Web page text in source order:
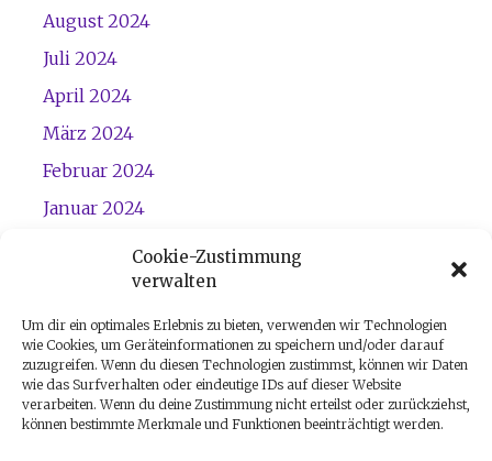
Cookie-Zustimmung
verwalten
Um dir ein optimales Erlebnis zu bieten, verwenden wir Technologien
wie Cookies, um Geräteinformationen zu speichern und/oder darauf
zuzugreifen. Wenn du diesen Technologien zustimmst, können wir Daten
wie das Surfverhalten oder eindeutige IDs auf dieser Website
verarbeiten. Wenn du deine Zustimmung nicht erteilst oder zurückziehst,
können bestimmte Merkmale und Funktionen beeinträchtigt werden.
August 2024
Juli 2024
April 2024
März 2024
Februar 2024
Januar 2024
Dezember 2023
November 2023